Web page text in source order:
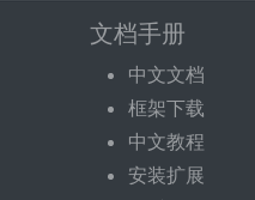
文档手册
中文文档
框架下载
中文教程
安装扩展